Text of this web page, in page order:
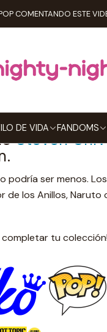
DE VIDA FANDOMS
COMENTANDO ESTE
Todos los Funko Pop
Steven
podría ser menos.
de los Anillos,
tu colección!